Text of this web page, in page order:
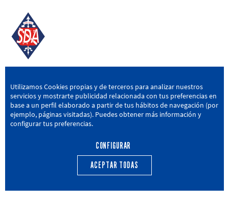
SD AMOREBIETA
San Miguel Kalea, 16, 48340 Amorebieta, Bizkaia
946 604 751 | sda@sdamorebieta.eus
CANTERA ACTUALIDAD
Utilizamos Cookies propias y de terceros para analizar nuestros
servicios y mostrarte publicidad relacionada con tus preferencias en
base a un perfil elaborado a partir de tus hábitos de navegación (por
ejemplo, páginas visitadas). Puedes obtener más información y
configurar tus preferencias.
CONFIGURAR
ACEPTAR TODAS